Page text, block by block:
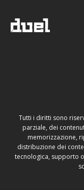
Tutti i diritti sono
parziale, dei
memorizzazione,
distribuzione dei
tecnologica, supporto